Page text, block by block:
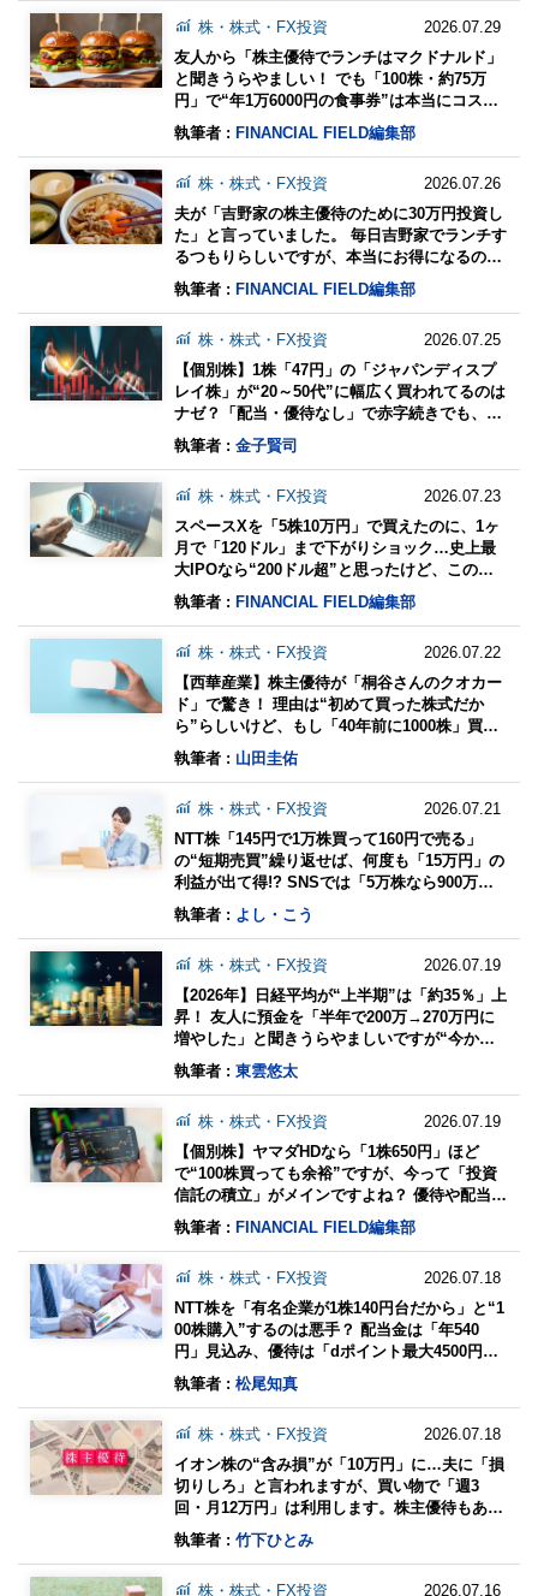
株・株式・FX投資 2026.07.29
友人から「株主優待でランチはマクドナルド」
と聞きうらやましい！ でも「100株・約75万
円」で“年1万6000円の食事券”は本当にコスパ
いい？ 優待の価値と「総合利回り」を計算
執筆者 : FINANCIAL FIELD編集部
株・株式・FX投資 2026.07.26
夫が「吉野家の株主優待のために30万円投資し
た」と言っていました。 毎日吉野家でランチす
るつもりらしいですが、本当にお得になるので
しょうか？
執筆者 : FINANCIAL FIELD編集部
株・株式・FX投資 2026.07.25
【個別株】1株「47円」の「ジャパンディスプ
レイ株」が“20～50代”に幅広く買われてるのは
ナゼ？「配当・優待なし」で赤字続きでも、ソ
フトバンク・楽天グループより上位…人気を集
める背景
執筆者 : 金子賢司
株・株式・FX投資 2026.07.23
スペースXを「5株10万円」で買えたのに、1ヶ
月で「120ドル」まで下がりショック…史上最
大IPOなら“200ドル超”と思ったけど、このま
ま持ち続けるべき？ 新規上場株は「必ず儲か
る」わけではない？
執筆者 : FINANCIAL FIELD編集部
株・株式・FX投資 2026.07.22
【西華産業】株主優待が「桐谷さんのクオカー
ド」で驚き！ 理由は“初めて買った株式だか
ら”らしいけど、もし「40年前に1000株」買っ
てたら“6倍”に!? 株価の推移を確認
執筆者 : 山田圭佑
株・株式・FX投資 2026.07.21
NTT株「145円で1万株買って160円で売る」
の“短期売買”繰り返せば、何度も「15万円」の
利益が出て得!? SNSでは「5万株なら900万
円」と言われてるけど、本当に可能？ 注意点を
解説
執筆者 : よし・こう
株・株式・FX投資 2026.07.19
【2026年】日経平均が“上半期”は「約35％」上
昇！ 友人に預金を「半年で200万→270万円に
増やした」と聞きうらやましいですが“今から
投資は遅い”ですか？ 値動きを振り返り
執筆者 : 東雲悠太
株・株式・FX投資 2026.07.19
【個別株】ヤマダHDなら「1株650円」ほど
で“100株買っても余裕”ですが、今って「投資
信託の積立」がメインですよね？ 優待や配当金
があっても、わざわざ“個別株をやる意味”はあ
るのでしょうか？
執筆者 : FINANCIAL FIELD編集部
株・株式・FX投資 2026.07.18
NTT株を「有名企業が1株140円台だから」と“1
00株購入”するのは悪手？ 配当金は「年540
円」見込み、優待は「dポイント最大4500円
分」…今後の成長性に期待できる？ メリットと
注意点
執筆者 : 松尾知真
株・株式・FX投資 2026.07.18
イオン株の“含み損”が「10万円」に…夫に「損
切りしろ」と言われますが、買い物で「週3
回・月12万円」は利用します。株主優待もある
なら、持ち続けて大丈夫ですよね？ 保有のメリ
ットとは
執筆者 : 竹下ひとみ
株・株式・FX投資 2026.07.16